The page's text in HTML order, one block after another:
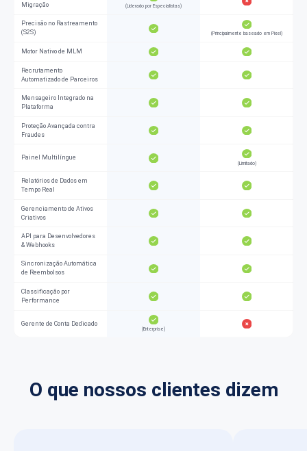
Migração
(Liderado por Especialistas)
Precisão no Rastreamento
(S2S)
(Principalmente baseado em Pixel)
Motor Nativo de MLM
Recrutamento
Automatizado de Parceiros
Mensageiro Integrado na
Plataforma
Proteção Avançada contra
Fraudes
Painel Multilíngue
(Limitado)
Relatórios de Dados em
Tempo Real
Gerenciamento de Ativos
Criativos
API para Desenvolvedores
& Webhooks
Sincronização Automática
de Reembolsos
Classificação por
Performance
Gerente de Conta Dedicado
(Enterprise)
O que nossos clientes dizem